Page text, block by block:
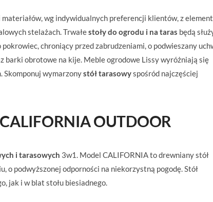
wg indywidualnych preferencji klientów, z
stelażach. Trwałestoły do ogrodu i na taras będą
pokrowiec, chroniący przed zabrudzeniami, o podwieszany
barki obrotowe na kije. Meble ogrodowe Lissy wyróżniają się
Skomponuj wymarzonystół tarasowyspośród najczęściej
OUTDOOR
i tarasowych 3w1. Model CALIFORNIA to drewniany stół
o podwyższonej odporności na niekorzystną pogodę. Stół
jak i w blat stołu biesiadnego.